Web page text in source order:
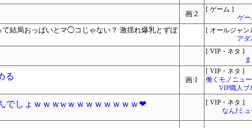
画:2
[ ゲーム ]
ゲー
結局おっぱいとマ◯コじゃない？ 激揺れ爆乳とずぼ
[ オールジャン
アダ
[ VIP・ネタ ]
る 画:1
[ VIP・ネタ ]
働くモノニュ
VIP職人ブ
でしょｗｗｗwｗｗｗｗｗｗｗｗ❤
[ VIP・ネタ ]
なんJミ